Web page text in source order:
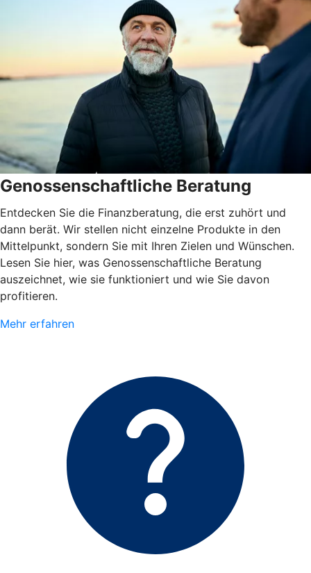
Genossenschaftliche Beratung
Entdecken Sie die Finanzberatung, die erst zuhört und
dann berät. Wir stellen nicht einzelne Produkte in den
Mittelpunkt, sondern Sie mit Ihren Zielen und Wünschen.
Lesen Sie hier, was Genossenschaftliche Beratung
auszeichnet, wie sie funktioniert und wie Sie davon
profitieren.
Mehr erfahren